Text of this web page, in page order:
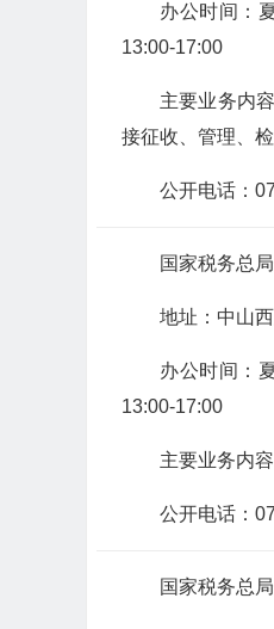
办公时间：
13:00-17:00
主要业务内
接征收、管理、
公开电话：
国家税务总
地址：中山
办公时间：
13:00-17:00
主要业务内
公开电话：
国家税务总